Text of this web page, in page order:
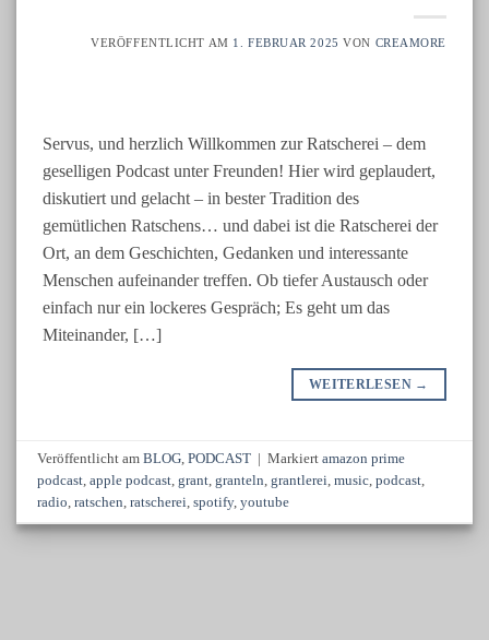
VERÖFFENTLICHT AM 1. FEBRUAR 2025 VON CREAMORE
Servus, und herzlich Willkommen zur Ratscherei – dem
geselligen Podcast unter Freunden! Hier wird geplaudert,
diskutiert und gelacht – in bester Tradition des
gemütlichen Ratschens… und dabei ist die Ratscherei der
Ort, an dem Geschichten, Gedanken und interessante
Menschen aufeinander treffen. Ob tiefer Austausch oder
einfach nur ein lockeres Gespräch; Es geht um das
Miteinander, […]
WEITERLESEN →
Veröffentlicht amBLOG,PODCAST Markiertamazon prime
podcast,apple podcast,grant,granteln,grantlerei,music,podcast,
radio,ratschen,ratscherei,spotify,youtube